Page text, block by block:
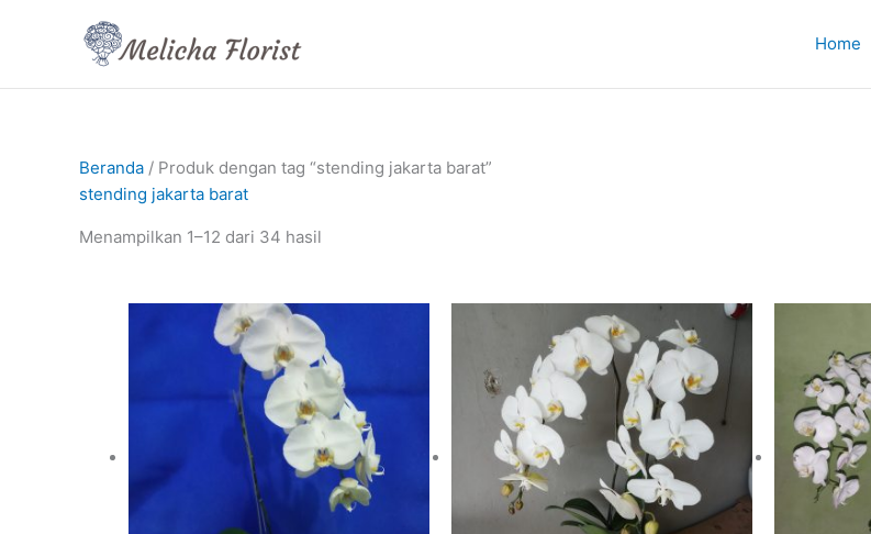
Home
Beranda / Produk dengan tag “stending jakarta barat”
stending jakarta barat
Menampilkan 1–12 dari 34 hasil